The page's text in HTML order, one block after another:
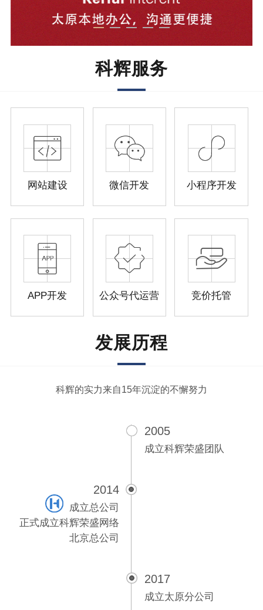
科辉服务
网站建设 微信开发 小程序开发
APP开发 公众号代运营 竞价托管
发展历程
科辉的实力来自15年沉淀的不懈努力
2005
成立科辉荣盛团队
2014
成立总公司
正式成立科辉荣盛网络
北京总公司
2017
成立太原分公司